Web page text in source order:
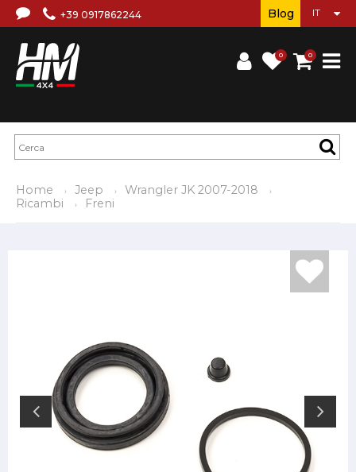
+39 0917862244
0 0
Blog
Home Jeep
Wrangler JK 2007-2018
Ricambi
Freni